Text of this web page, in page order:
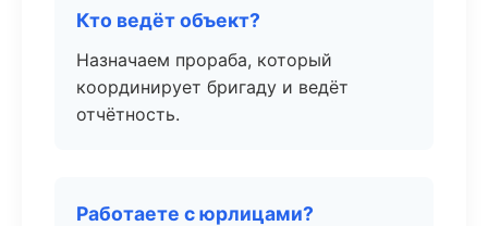
Кто ведёт объект?
Назначаем прораба, который
координирует бригаду и ведёт
отчётность.
Работаете с юрлицами?